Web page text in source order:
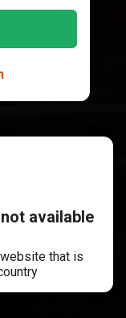
available
that is